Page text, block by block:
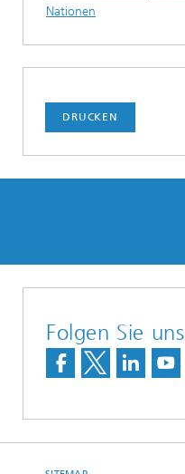
Nationen
DRUCKEN
Folgen Sie uns